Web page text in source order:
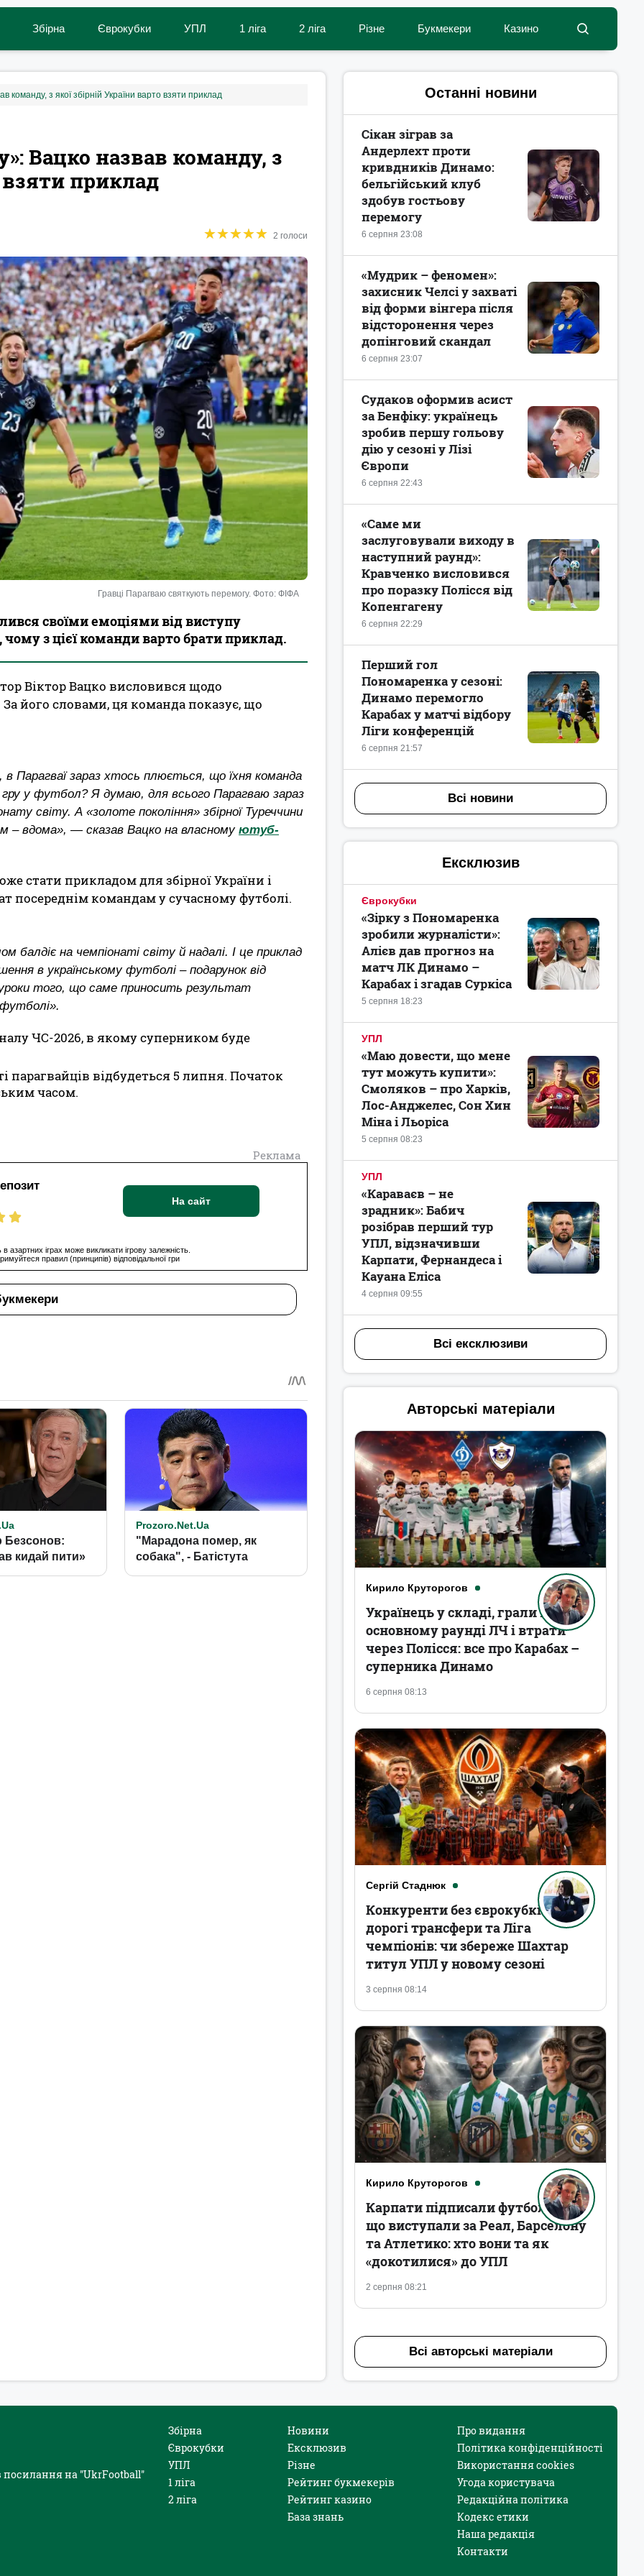
Збірна Єврокубки УПЛ 1 ліга 2 ліга Різне Букмекери Казино
команду, з якої збірній України варто взяти приклад
Вацко назвав команду, з
взяти приклад
★★★★★
★★★★★ 2 голоси
Гравці Парагваю святкують перемогу. Фото: ФІФА
своїми емоціями від виступу
з цієї команди варто брати приклад.
Віктор Вацко висловився щодо
його словами, ця команда показує, що
Парагваї зараз хтось плюється, що їхня команда
у футбол? Я думаю, для всього Парагваю зараз
світу. А «золоте покоління» збірної Туреччини
– вдома», — сказав Вацко на власному ютуб-
стати прикладом для збірної України і
посереднім командам у сучасному футболі.
на чемпіонаті світу й надалі. І це приклад
в українському футболі – подарунок від
того, що саме приносить результат
ЧС-2026, в якому суперником буде
парагвайців відбудеться 5 липня. Початок
часом.
Реклама
На сайт
в азартних іграх може викликати ігрову залежність.
правил (принципів) відповідальної гри
Останні новини
6 серпня 23:08
Сікан зіграв за
Андерлехт проти
кривдників Динамо:
бельгійський клуб
здобув гостьову
перемогу
6 серпня 23:07
«Мудрик – феномен»:
захисник Челсі у захваті
від форми вінгера після
відсторонення через
допінговий скандал
6 серпня 22:43
Судаков оформив асист
за Бенфіку: українець
зробив першу гольову
дію у сезоні у Лізі
Європи
6 серпня 22:29
«Саме ми
заслуговували виходу в
наступний раунд»:
Кравченко висловився
про поразку Полісся від
Копенгагену
6 серпня 21:57
Перший гол
Пономаренка у сезоні:
Динамо перемогло
Карабах у матчі відбору
Ліги конференцій
Всі новини
Ексклюзив
Єврокубки
5 серпня 18:23
«Зірку з Пономаренка
зробили журналісти»:
Алієв дав прогноз на
матч ЛК Динамо –
Карабах і згадав Суркіса
УПЛ
5 серпня 08:23
«Маю довести, що мене
тут можуть купити»:
Смоляков – про Харків,
Лос-Анджелес, Сон Хин
Міна і Льоріса
УПЛ
4 серпня 09:55
«Караваєв – не
зрадник»: Бабич
розібрав перший тур
УПЛ, відзначивши
Карпати, Фернандеса і
Кауана Еліса
Всі ексклюзиви
Авторські матеріали
Кирило Круторогов
6 серпня 08:13
Українець у складі, грали в
основному раунді ЛЧ і втрати
через Полісся: все про Карабах –
суперника Динамо
Сергій Стаднюк
3 серпня 08:14
Конкуренти без єврокубків,
дорогі трансфери та Ліга
чемпіонів: чи збереже Шахтар
титул УПЛ у новому сезоні
Кирило Круторогов
2 серпня 08:21
Карпати підписали футболістів,
що виступали за Реал, Барселону
та Атлетико: хто вони та як
«докотилися» до УПЛ
Всі авторські матеріали
посилання на "UkrFootball"
Збірна
Єврокубки
УПЛ
1 ліга
2 ліга
Новини
Ексклюзив
Різне
Рейтинг букмекерів
Рейтинг казино
База знань
Про видання
Політика конфіденційності
Використання cookies
Угода користувача
Редакційна політика
Кодекс етики
Наша редакція
Контакти